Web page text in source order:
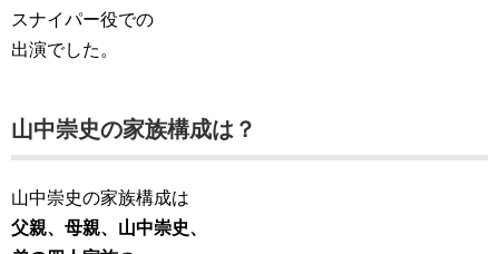
スナイパー役での
出演でした。
山中崇史の家族構成は？
山中崇史の家族構成は
父親、母親、山中崇史、